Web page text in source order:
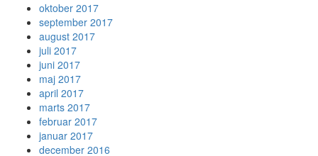
oktober 2017
september 2017
august 2017
juli 2017
juni 2017
maj 2017
april 2017
marts 2017
februar 2017
januar 2017
december 2016